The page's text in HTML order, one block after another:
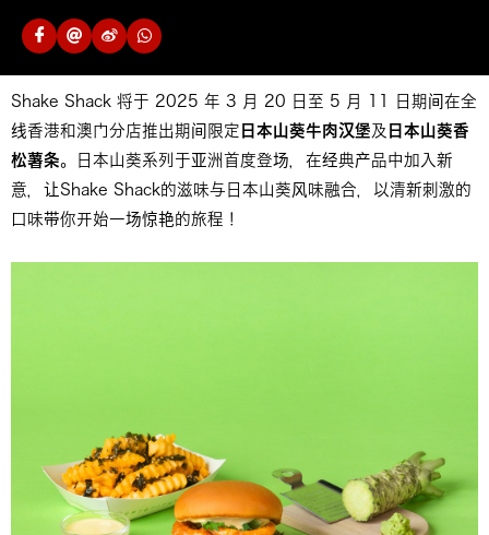
Shake Shack 将于 2025 年 3 月 20 日至 5 月 11 日期间在全
线香港和澳门分店推出期间限定 日本山葵牛肉汉堡 及 日本山葵香
松薯条。日本山葵系列于亚洲首度登场，在经典产品中加入新
意，让Shake Shack的滋味与日本山葵风味融合，以清新刺激的
口味带你开始一场惊艳的旅程！